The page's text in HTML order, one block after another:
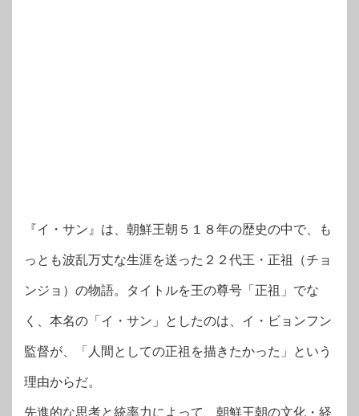
『イ・サン』は、朝鮮王朝５１８年の歴史の中で、も
っとも波乱万丈な生涯を送った２２代王・正祖（チョ
ンジョ）の物語。タイトルを王の尊号「正祖」でな
く、本名の「イ・サン」としたのは、イ・ビョンフン
監督が、「人間としての正祖を描きたかった」という
理由からだ。
先進的な思考と統率力によって、朝鮮王朝の文化・経